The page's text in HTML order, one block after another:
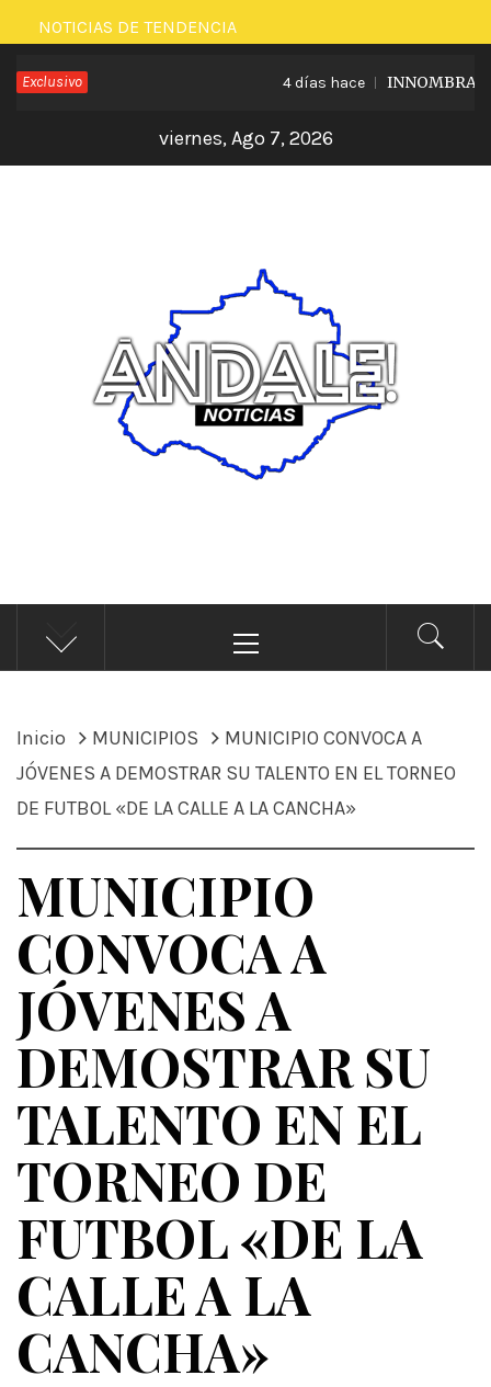
Saltar
al
contenido
NOTICIAS DE TENDENCIA
Exclusivo 4 días hace
viernes, Ago 7, 2026
ÁNDALE NOTICIAS
Noticias
principal
Inicio MUNICIPIOS
MUNICIPIO CONVOCA A
JÓVENES A DEMOSTRAR SU TALENTO EN EL TORNEO
DE FUTBOL «DE LA CALLE A LA CANCHA»
MUNICIPIO
CONVOCA A
JÓVENES A
DEMOSTRAR SU
TALENTO EN EL
TORNEO DE
FUTBOL «DE LA
CALLE A LA
CANCHA»